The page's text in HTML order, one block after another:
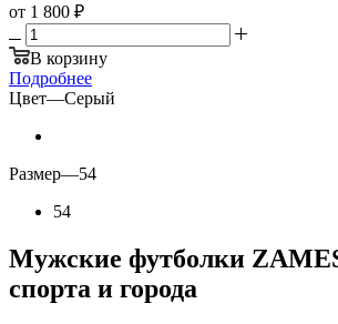
от 1 800 ₽
В корзину
Подробнее
Цвет—Серый
Размер—54
54
Мужские футболки
спорта и города